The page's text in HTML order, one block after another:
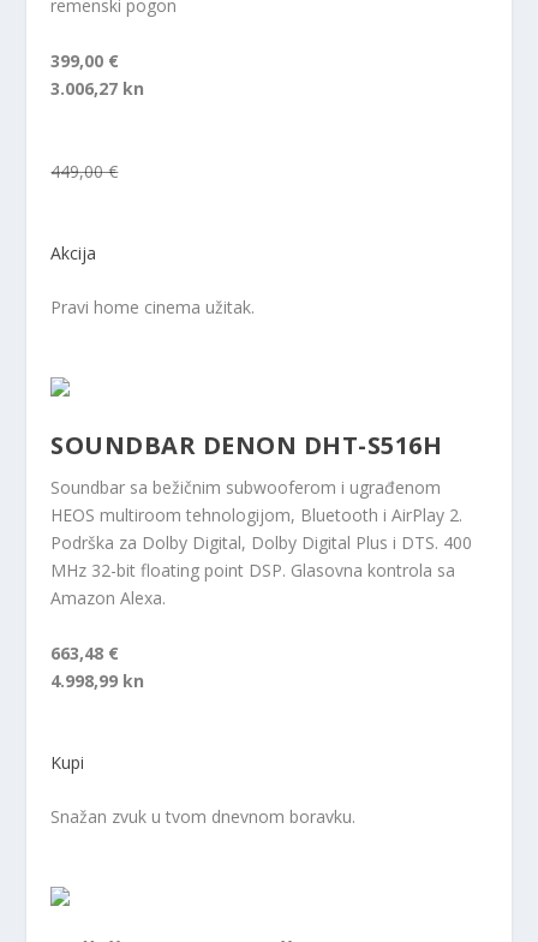
remenski pogon
399,00 €
3.006,27 kn
449,00 €
Akcija
Pravi home cinema užitak.
SOUNDBAR DENON DHT-S516H
Soundbar sa bežičnim subwooferom i ugrađenom
HEOS multiroom tehnologijom, Bluetooth i AirPlay 2.
Podrška za Dolby Digital, Dolby Digital Plus i DTS. 400
MHz 32-bit floating point DSP. Glasovna kontrola sa
Amazon Alexa.
663,48 €
4.998,99 kn
Kupi
Snažan zvuk u tvom dnevnom boravku.